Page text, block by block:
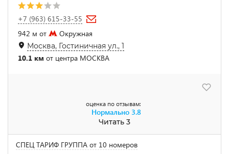
+7 (963) 615-33-55
942 м от
Окружная
Москва, Гостиничная ул., 1
10.1 км от центра МОСКВА
оценка по отзывам:
Нормально 3.8
Читать 3
СПЕЦ ТАРИФ ГРУППА от 10 номеров